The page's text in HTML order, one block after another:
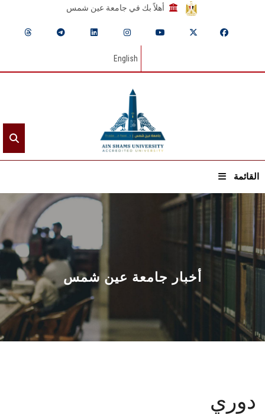
أهلاً بك في جامعة عين شمس
English
القائمة
الرئيسيـة
عن الجامعة
القطاعـات
الشئون الأكاديمية
البحث العلمي
أخبار جامعة عين شمس
دوري